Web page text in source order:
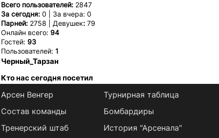
Всего пользователей: 2847
За сегодня: 0 | За вчера: 0
Парней: 2758 | Девушек: 79
Онлайн всего: 94
Гостей: 93
Пользователей: 1
Черный_Тарзан
Кто нас сегодня посетил
Арсен Венгер
Состав команды
Тренерский штаб
Турнирная таблица
Бомбардиры
История "Арсенала"